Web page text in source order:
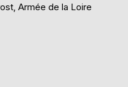
Armée de la Loire